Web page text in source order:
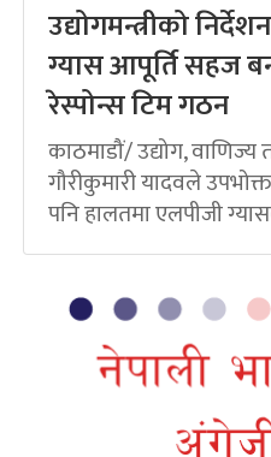
उद्योगमन्त्रीको
ग्यास आपूर्ति सहज
रेस्पोन्स टिम गठन
काठमाडौं/ उद्योग, वाणिज्य
गौरीकुमारी यादवले
पनि हालतमा एलपीजी